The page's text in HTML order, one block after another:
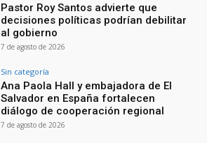
Pastor Roy Santos advierte que
decisiones políticas podrían debilitar
al gobierno
7 de agosto de 2026
Sin categoría
Ana Paola Hall y embajadora de El
Salvador en España fortalecen
diálogo de cooperación regional
7 de agosto de 2026